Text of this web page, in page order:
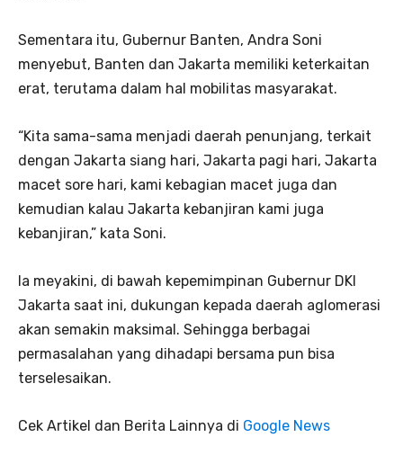
Sementara itu, Gubernur Banten, Andra Soni
menyebut, Banten dan Jakarta memiliki keterkaitan
erat, terutama dalam hal mobilitas masyarakat.
“Kita sama-sama menjadi daerah penunjang, terkait
dengan Jakarta siang hari, Jakarta pagi hari, Jakarta
macet sore hari, kami kebagian macet juga dan
kemudian kalau Jakarta kebanjiran kami juga
kebanjiran,” kata Soni.
Ia meyakini, di bawah kepemimpinan Gubernur DKI
Jakarta saat ini, dukungan kepada daerah aglomerasi
akan semakin maksimal. Sehingga berbagai
permasalahan yang dihadapi bersama pun bisa
terselesaikan.
Cek Artikel dan Berita Lainnya di Google News